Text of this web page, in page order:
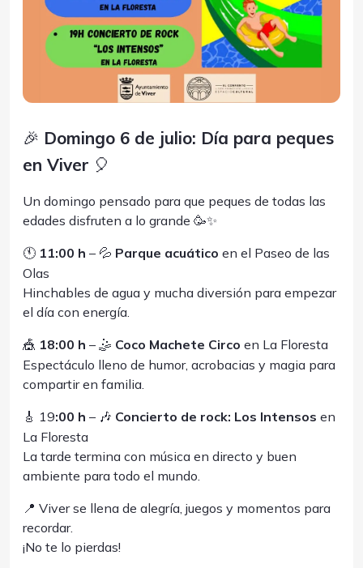
🎉 Domingo 6 de julio: Día para peques
en Viver 🎈
Un domingo pensado para que peques de todas las
edades disfruten a lo grande 🥳✨
🕚 11:00 h – 💦 Parque acuático en el Paseo de las
Olas
Hinchables de agua y mucha diversión para empezar
el día con energía.
🎪 18:00 h – 🤹 Coco Machete Circo en La Floresta
Espectáculo lleno de humor, acrobacias y magia para
compartir en familia.
🎸 19:00 h – 🎶 Concierto de rock: Los Intensos en
La Floresta
La tarde termina con música en directo y buen
ambiente para todo el mundo.
📍 Viver se llena de alegría, juegos y momentos para
recordar.
¡No te lo pierdas!